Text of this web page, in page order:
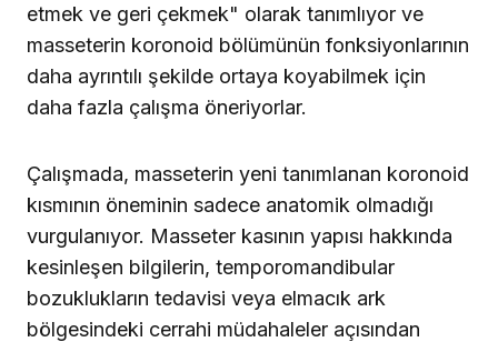
etmek ve geri çekmek" olarak tanımlıyor ve
masseterin koronoid bölümünün fonksiyonlarının
daha ayrıntılı şekilde ortaya koyabilmek için
daha fazla çalışma öneriyorlar.
Çalışmada, masseterin yeni tanımlanan koronoid
kısmının öneminin sadece anatomik olmadığı
vurgulanıyor. Masseter kasının yapısı hakkında
kesinleşen bilgilerin, temporomandibular
bozuklukların tedavisi veya elmacık ark
bölgesindeki cerrahi müdahaleler açısından